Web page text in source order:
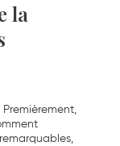
la